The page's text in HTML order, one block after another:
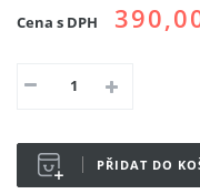
Cena s DPH
PŘIDAT DO